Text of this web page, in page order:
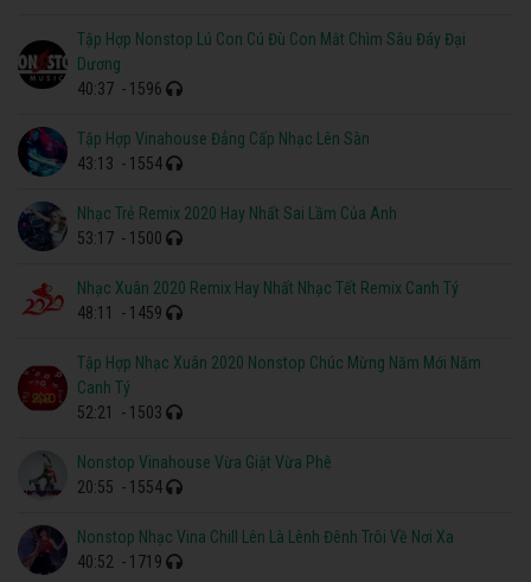
Tập Hợp Nonstop Lú Con Cú Đù Con Mắt Chìm Sâu Đáy Đại
Dương
40:37 - 1596
Tập Hợp Vinahouse Đẳng Cấp Nhạc Lên Sàn
43:13 - 1554
Nhạc Trẻ Remix 2020 Hay Nhất Sai Lầm Của Anh
53:17 - 1500
Nhạc Xuân 2020 Remix Hay Nhất Nhạc Tết Remix Canh Tý
48:11
- 1459
Tập Hợp Nhạc Xuân 2020 Nonstop Chúc Mừng Năm Mới Năm
Canh Tý
52:21
- 1503
Nonstop Vinahouse Vừa Giật Vừa Phê
20:55 - 1554
Nonstop Nhạc Vina Chill Lên Là Lênh Đênh Trôi Về Nơi Xa
40:52 - 1719